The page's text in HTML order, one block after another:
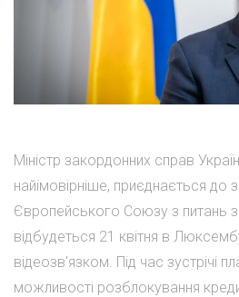
Міністр закордонних справ
найімовірніше, приєднається до
Європейського Союзу з питань
відбудеться 21 квітня в
відеозв'язком. Під час зустрічі
можливості розблокування